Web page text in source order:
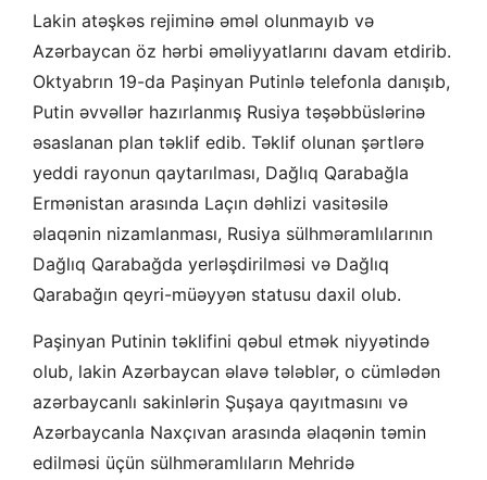
Lakin atəşkəs rejiminə əməl olunmayıb və
Azərbaycan öz hərbi əməliyyatlarını davam etdirib.
Oktyabrın 19-da Paşinyan Putinlə telefonla danışıb,
Putin əvvəllər hazırlanmış Rusiya təşəbbüslərinə
əsaslanan plan təklif edib. Təklif olunan şərtlərə
yeddi rayonun qaytarılması, Dağlıq Qarabağla
Ermənistan arasında Laçın dəhlizi vasitəsilə
əlaqənin nizamlanması, Rusiya sülhməramlılarının
Dağlıq Qarabağda yerləşdirilməsi və Dağlıq
Qarabağın qeyri-müəyyən statusu daxil olub.
Paşinyan Putinin təklifini qəbul etmək niyyətində
olub, lakin Azərbaycan əlavə tələblər, o cümlədən
azərbaycanlı sakinlərin Şuşaya qayıtmasını və
Azərbaycanla Naxçıvan arasında əlaqənin təmin
edilməsi üçün sülhməramlıların Mehridə